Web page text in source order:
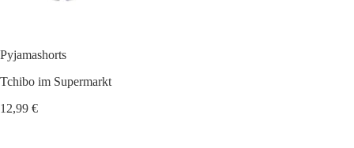
Pyjamashorts
Tchibo im Supermarkt
12,99 €